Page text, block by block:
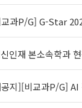
과P/G] G-Star
인재 본소속학과
지][비교과P/G] AI